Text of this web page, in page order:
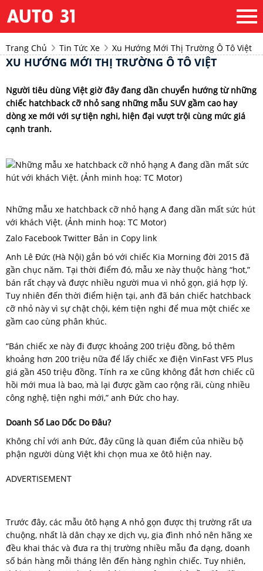
Trang Chủ Tin Tức Xe Xu Hướng Mới Thị Trường Ô Tô Việt
XU HƯỚNG MỚI THỊ TRƯỜNG Ô TÔ VIỆT
Người tiêu dùng Việt giờ đây đang dần chuyển hướng từ những
chiếc hatchback cỡ nhỏ sang những mẫu SUV gầm cao hay
dòng xe mới với sự tiện nghi, hiện đại vượt trội cùng mức giá
cạnh tranh.
Những mẫu xe hatchback cỡ nhỏ hạng A đang dần mất sức hút
với khách Việt. (Ảnh minh hoạ: TC Motor)
Zalo Facebook Twitter Bản in Copy link
Anh Lê Đức (Hà Nội) gắn bó với chiếc Kia Morning đời 2015 đã
gần chục năm. Tại thời điểm đó, mẫu xe này thuộc hàng “hot,”
bán rất chạy và được nhiều người mua vì nhỏ gọn, giá hợp lý.
Tuy nhiên đến thời điểm hiện tại, anh đã bán chiếc hatchback
cỡ nhỏ này vì sự chật chội, kém tiện nghi để mua một chiếc xe
gầm cao cùng phân khúc.
“Bán chiếc xe này đi được khoảng 200 triệu đồng, bỏ thêm
khoảng hơn 200 triệu nữa để lấy chiếc xe điện VinFast VF5 Plus
giá gần 450 triệu đồng. Tính ra xe cũng không đắt hơn chiếc cũ
hồi mới mua là bao, mà lại được gầm cao rộng rãi, cùng nhiều
công nghệ, tiện nghi mới,” anh Đức cho hay.
Doanh Số Lao Dốc Do Đâu?
Không chỉ với anh Đức, đây cũng là quan điểm của nhiều bộ
phận người dùng Việt khi chọn mua xe ôtô hiện nay.
ADVERTISEMENT
Trước đây, các mẫu ôtô hạng A nhỏ gọn được thị trường rất ưa
chuộng, nhất là dân chạy xe dịch vụ, gia đình nhỏ nên hãng xe
đều khai thác và đưa ra thị trường nhiều mẫu đa dạng, doanh
số bán hàng mỗi tháng lên đến hàng nghìn chiếc. Tuy nhiên,